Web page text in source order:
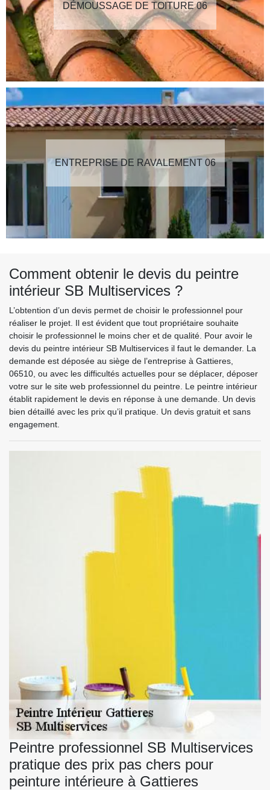
DÉMOUSSAGE DE TOITURE 06
ENTREPRISE DE RAVALEMENT 06
Comment obtenir le devis du peintre
intérieur SB Multiservices ?
L’obtention d’un devis permet de choisir le professionnel pour
réaliser le projet. Il est évident que tout propriétaire souhaite
choisir le professionnel le moins cher et de qualité. Pour avoir le
devis du peintre intérieur SB Multiservices il faut le demander. La
demande est déposée au siège de l’entreprise à Gattieres,
06510, ou avec les difficultés actuelles pour se déplacer, déposer
votre sur le site web professionnel du peintre. Le peintre intérieur
établit rapidement le devis en réponse à une demande. Un devis
bien détaillé avec les prix qu’il pratique. Un devis gratuit et sans
engagement.
Peintre professionnel SB Multiservices
pratique des prix pas chers pour
peinture intérieure à Gattieres